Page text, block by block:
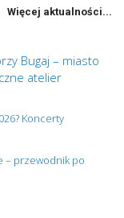
Więcej aktualności...
Bugaj – miasto
atelier
Koncerty
– przewodnik po